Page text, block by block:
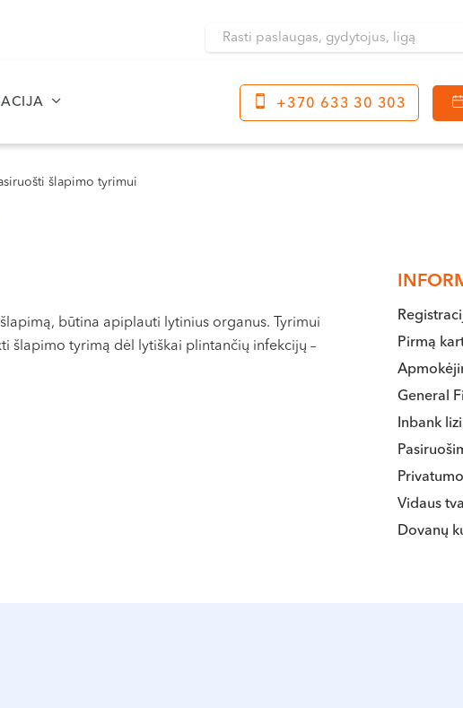
Klaipėda
Dragūnų g. 2
Darbo laikas:
I-V 08:00 - 20:00
Kretinga
+370 633 30 303
šlapimo tyrimui
būtina apiplauti lytinius organus. Tyrimui
šlapimo tyrimą dėl lytiškai plintančių infekcijų –
Pirmą
General
Inbank
Vidaus
Dovanų